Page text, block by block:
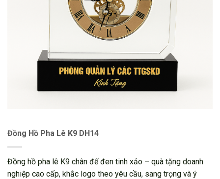
Đồng Hồ Pha Lê K9 DH14
Đồng hồ pha lê K9 chân đế đen tinh xảo – quà tặng doanh
nghiệp cao cấp, khắc logo theo yêu cầu, sang trọng và ý